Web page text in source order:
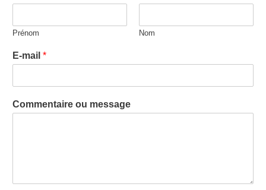
Prénom Nom
E-mail *
Commentaire ou message